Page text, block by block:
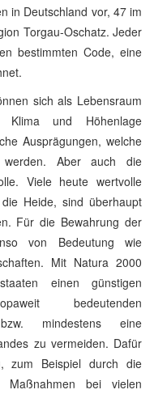
in Deutschland vor, 47 im
Torgau-Oschatz. Jeder
bestimmten Code, eine
sich als Lebensraum
Klima und Höhenlage
Ausprägungen, welche
werden. Aber auch die
Viele heute wertvolle
Heide, sind überhaupt
Für die Bewahrung der
von Bedeutung wie
Mit Natura 2000
einen günstigen
bedeutenden
mindestens eine
zu vermeiden. Dafür
zum Beispiel durch die
Maßnahmen bei vielen